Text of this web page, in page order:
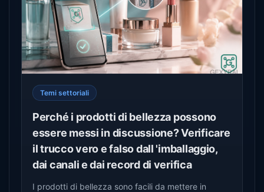
Temi settoriali
Perché i prodotti di bellezza possono
essere messi in discussione? Verificare
il trucco vero e falso dall 'imballaggio,
dai canali e dai record di verifica
I prodotti di bellezza sono facili da mettere in